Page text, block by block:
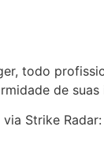
todo
de
Strike